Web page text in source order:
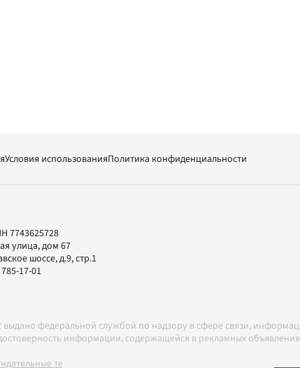
Условия использованияПолитика конфиденциальности
7743625728
улица, дом 67
шоссе, д.9, стр.1
17-01
федеральной службой по надзору в сфере связи,
достоверность информации, содержащейся в рекламных
технологии в соответствии с Правилами